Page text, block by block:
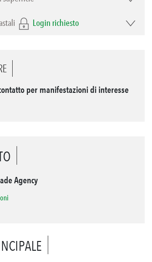
Login richiesto
per manifestazioni di interesse
Agency